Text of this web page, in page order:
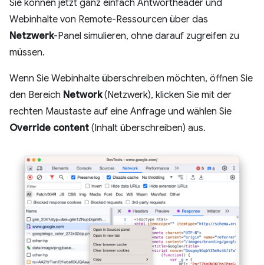
Sie können jetzt ganz einfach Antwortheader und
Webinhalte von Remote-Ressourcen über das
Netzwerk-Panel simulieren, ohne darauf zugreifen zu
müssen.
Wenn Sie Webinhalte überschreiben möchten, öffnen Sie
den Bereich Network(Netzwerk), klicken Sie mit der
rechten Maustaste auf eine Anfrage und wählen Sie
Override content (Inhalt überschreiben) aus.